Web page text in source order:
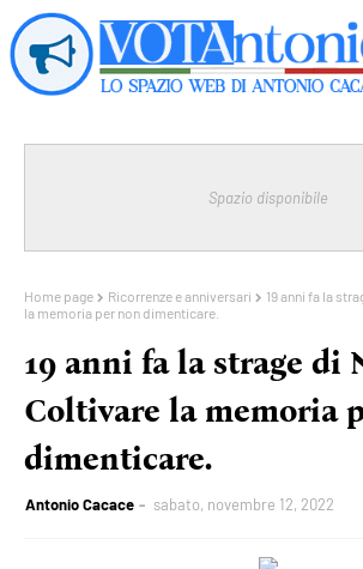
Spazio disponibile
Home page Ricorrenze e anniversari
19 anni fa la
la memoria per non dimenticare.
19 anni fa la strage di
Coltivare la memoria
dimenticare.
Antonio Cacace sabato, novembre 12, 2022